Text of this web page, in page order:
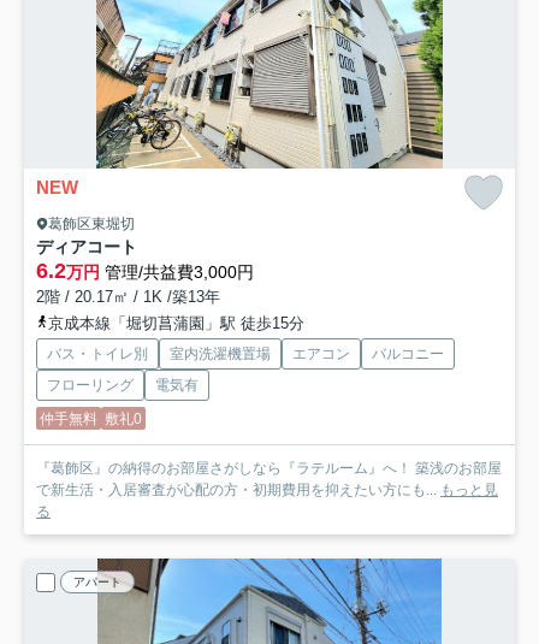
NEW
葛飾区東堀切
ディアコート
6.2万円 管理/共益費3,000円
2階 / 20.17㎡ / 1K /築13年
京成本線「堀切菖蒲園」駅 徒歩15分
バス・トイレ別 室内洗濯機置場 エアコン
バルコニー
フローリング
電気有
仲手無料 敷礼0
『葛飾区』の納得のお部屋さがしなら『ラテルーム』へ！ 築浅のお部屋
で新生活・入居審査が心配の方・初期費用を抑えたい方にも... もっと見
る
アパート